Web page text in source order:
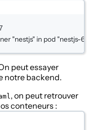
"nestjs" in pod "nestjs-
peut essayer
notre backend.
, on peut retrouver
conteneurs :